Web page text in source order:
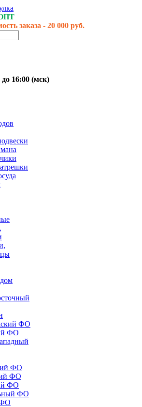
заказа - 20 000 руб.
до 16:00 (мск)
ФО
ФО
ФО
ФО
ФО
ФО